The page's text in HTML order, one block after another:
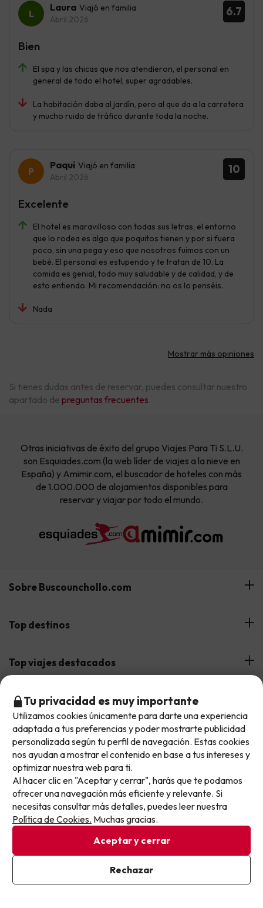
6.7
Laura Viajó en familia
Abril 2026
El spa y las chicas que nos atendieron, el personal en
general de todo el hotel, super agradables.
La habitación daba al jardín, pero al que da a la carretera
y mucho ruido de tráfico durante toda la noche.
Bien
10
Paqui Viajó en familia
Abril 2026
El hotel es maravilloso con todas sus letras, el entorno
que lo rodea es algo que poquitos tienen y por si fuera
poco, sin una pega y eso que nosotros fuimos con un
bebé. El personal es estupendo y te tratan de 10. La
comida es genial, todo muy saludable y de calidad, y de
esto entiendo. Mi recomendación: no os lo penséis.
Nada
Excelente
Mostrar más opiniones
Si tienes dudas antes de reservar, puedes consultar nuestro
apartado de preguntas frecuentes.
No llegas tarde: llegas al siguiente.
Este chollo ya ha caducado, pero cada día lanzamos
nuevas oportunidades para viajar mejor y pagar
menos.
Apúntate y que el próximo no se te escape.
Pon tu mejor e-mail
Ya estoy suscrito
Al suscribirte, confirmas haber leído y estar de acuerdo con la
Otras iniciativas de éxito del grupo Viajes Para Ti S.L.U.
son Esquiades.com (la web líder de viajes a la nieve en
España) y Amimir.com, el buscador de hoteles con más
de 1.000.000 de alojamientos disponibles para
reservar y viajar por todo el mundo.
Sobre Buscounchollo.com
¿Quiénes somos?
Buscounchollo en los medios
Web Corporativa
Proveedores
Opiniones de nuestros clientes
Viajes para grupos
Top destinos
Hoteles Andalucía
Hoteles Cataluña
Hoteles Portugal
Hoteles Valencia
Hoteles Galicia
Hoteles en Islas
Hoteles Salou
Top viajes destacados
Viajes con Niños
Viajes de Ciudad
Viajes de Novios
Viajes con mascotas
Chollos con Todo Incluido
Chollos en la playa
Chollos con Vuelo Incluido
Top fechas destacadas
Verano
Puente de Agosto
Vacaciones en Agosto
Vacaciones en Septiembre
Vacaciones en Octubre
Vacaciones en Noviembre
Info y ayuda
Contáctanos
Preguntas frecuentes
Descarga GRATIS nuestra app
Más de 3 MILLONES de descargas y una valoración de 4,7/5.
Tu privacidad es muy importante
Utilizamos cookies únicamente para darte una experiencia
adaptada a tus preferencias y poder mostrarte publicidad
personalizada según tu perfil de navegación. Estas cookies
nos ayudan a mostrar el contenido en base a tus intereses y
optimizar nuestra web para ti.
Al hacer clic en "Aceptar y cerrar", harás que te podamos
ofrecer una navegación más eficiente y relevante. Si
necesitas consultar más detalles, puedes leer nuestra
Política de Cookies. Muchas gracias.
Aceptar y cerrar
Rechazar